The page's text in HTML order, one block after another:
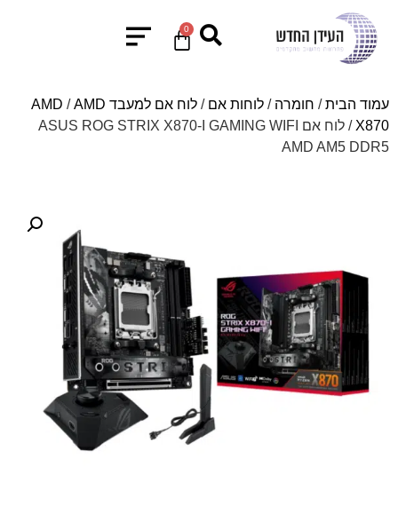
0
עמוד הבית/ חומרה / לוחות אם / לוח אם למעבד AMD /AMD
X870
/ לוח אם ASUS ROG STRIX X870-I GAMING WIFI
AMD AM5 DDR5